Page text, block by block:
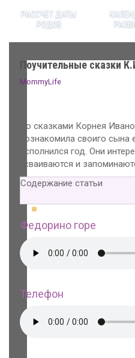
РАССЧЕТ ДАТЫ
РОДОВ
Поучительные сказки
MommyLife
Со сказками Корнея
познакомила своиго
исполнился год. Они
усваиваются и
Содержание статьи
Федорино горе
Телефон